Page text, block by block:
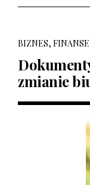
BIZNES, FINANSE
zmianie